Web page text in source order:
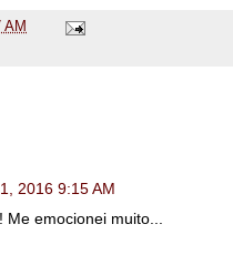
AM
2016 9:15 AM
Me emocionei muito...